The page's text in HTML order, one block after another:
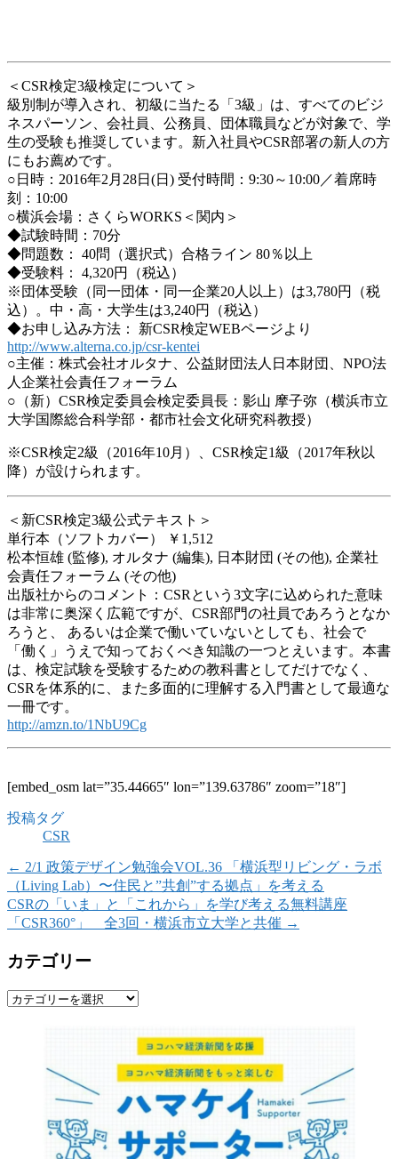
＜CSR検定3級検定について＞
級別制が導入され、初級に当たる「3級」は、すべてのビジ
ネスパーソン、会社員、公務員、団体職員などが対象で、学
生の受験も推奨しています。新入社員やCSR部署の新人の方
にもお薦めです。
○日時：2016年2月28日(日) 受付時間：9:30～10:00／着席時
刻：10:00
○横浜会場：さくらWORKS＜関内＞
◆試験時間：70分
◆問題数： 40問（選択式）合格ライン 80％以上
◆受験料： 4,320円（税込）
※団体受験（同一団体・同一企業20人以上）は3,780円（税
込）。中・高・大学生は3,240円（税込）
◆お申し込み方法： 新CSR検定WEBページより
http://www.alterna.co.jp/csr-kentei
○主催：株式会社オルタナ、公益財団法人日本財団、NPO法
人企業社会責任フォーラム
○（新）CSR検定委員会検定委員長：影山 摩子弥（横浜市立
大学国際総合科学部・都市社会文化研究科教授）
※CSR検定2級（2016年10月）、CSR検定1級（2017年秋以
降）が設けられます。
＜新CSR検定3級公式テキスト＞
単行本（ソフトカバー） ￥1,512
松本恒雄 (監修), オルタナ (編集), 日本財団 (その他), 企業社
会責任フォーラム (その他)
出版社からのコメント：CSRという3文字に込められた意味
は非常に奥深く広範ですが、CSR部門の社員であろうとなか
ろうと、 あるいは企業で働いていないとしても、社会で
「働く」うえで知っておくべき知識の一つとえいます。本書
は、検定試験を受験するための教科書としてだけでなく、
CSRを体系的に、また多面的に理解する入門書として最適な
一冊です。
http://amzn.to/1NbU9Cg
[embed_osm lat=”35.44665″ lon=”139.63786″ zoom=”18″]
投稿タグ
CSR
← 2/1 政策デザイン勉強会VOL.36 「横浜型リビング・ラボ
（Living Lab）〜住民と”共創”する拠点」を考える
CSRの「いま」と「これから」を学び考える無料講座
「CSR360°」 全3回・横浜市立大学と共催 →
カテゴリー
カ